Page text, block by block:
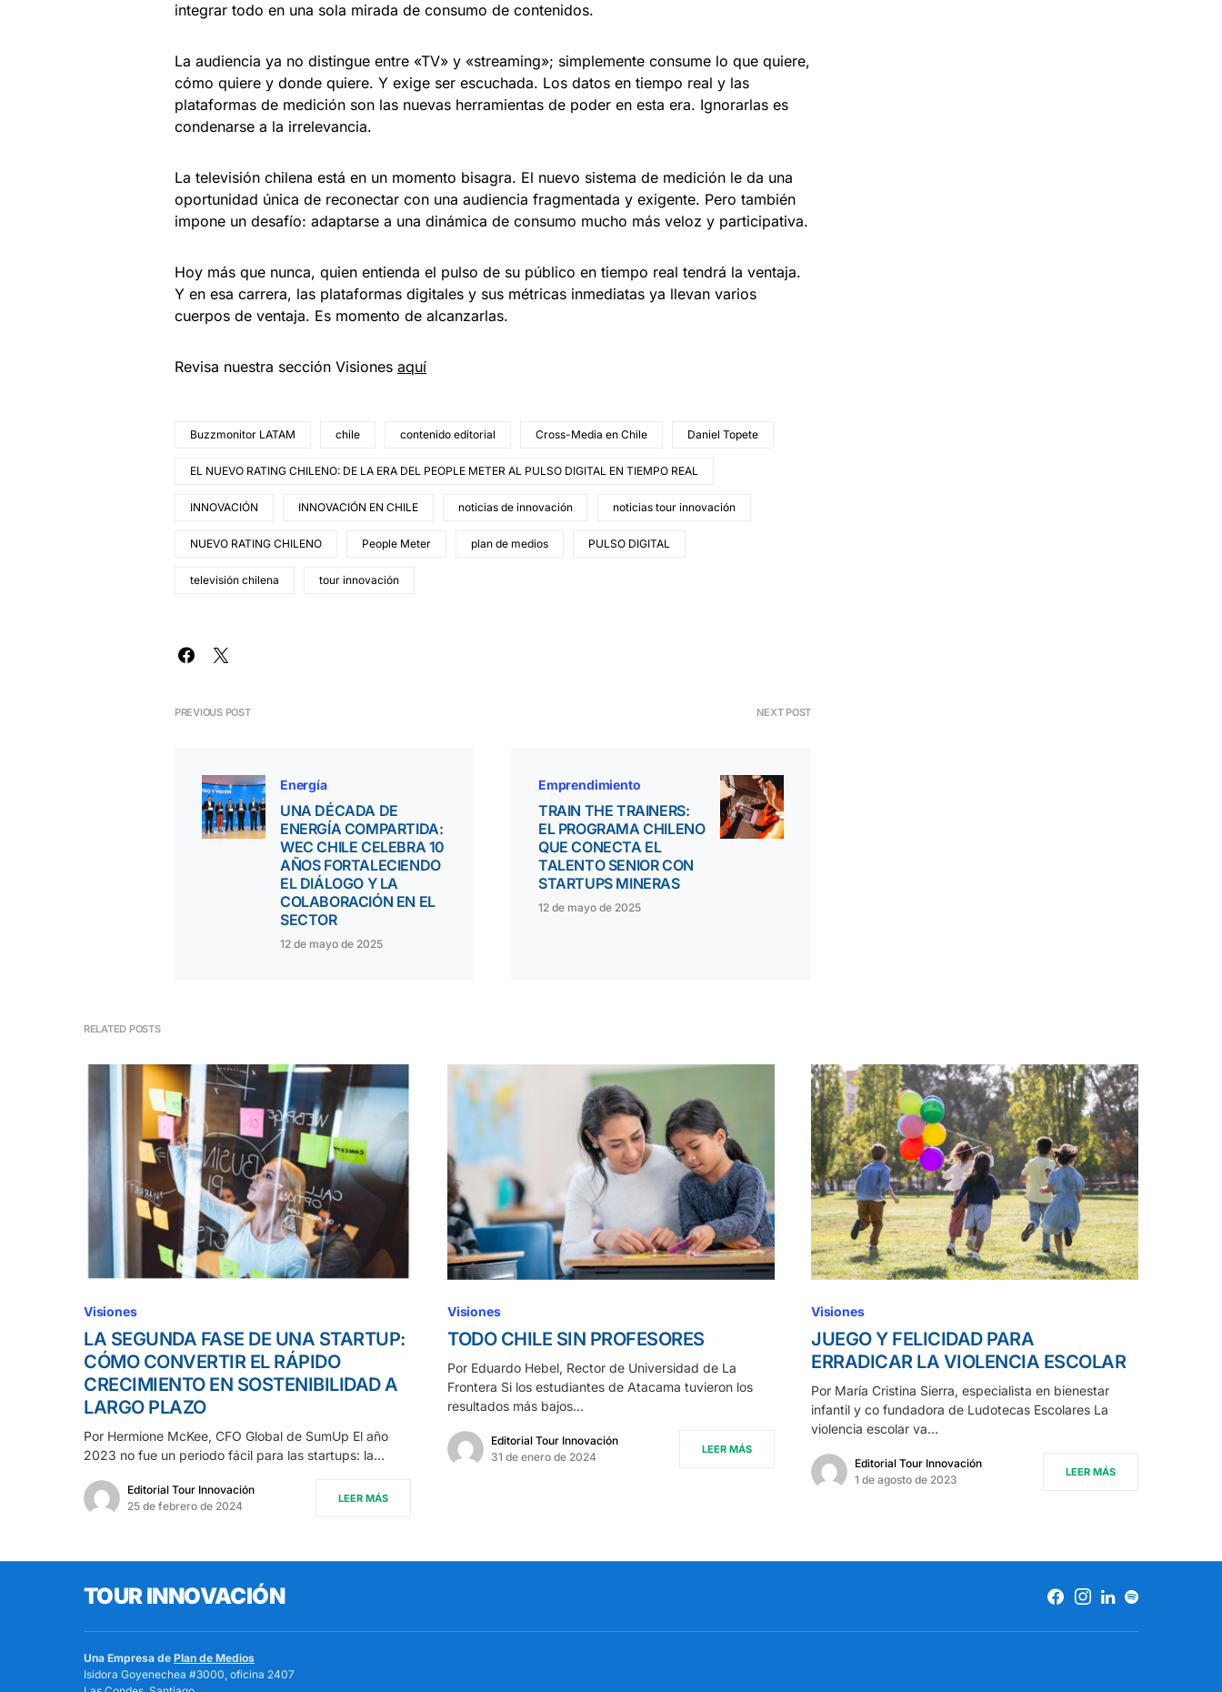
integrar todo en una sola mirada de consumo de contenidos.
La audiencia ya no distingue entre «TV» y «streaming»; simplemente consume lo que quiere,
cómo quiere y donde quiere. Y exige ser escuchada. Los datos en tiempo real y las
plataformas de medición son las nuevas herramientas de poder en esta era. Ignorarlas es
condenarse a la irrelevancia.
La televisión chilena está en un momento bisagra. El nuevo sistema de medición le da una
oportunidad única de reconectar con una audiencia fragmentada y exigente. Pero también
impone un desafío: adaptarse a una dinámica de consumo mucho más veloz y participativa.
Hoy más que nunca, quien entienda el pulso de su público en tiempo real tendrá la ventaja.
Y en esa carrera, las plataformas digitales y sus métricas inmediatas ya llevan varios
cuerpos de ventaja. Es momento de alcanzarlas.
Revisa nuestra sección Visiones aquí
Buzzmonitor LATAM chile contenido editorial Cross-Media en Chile Daniel Topete
EL NUEVO RATING CHILENO: DE LA ERA DEL PEOPLE METER AL PULSO DIGITAL EN TIEMPO REAL
INNOVACIÓN INNOVACIÓN EN CHILE noticias de innovación noticias tour innovación
NUEVO RATING CHILENO People Meter plan de medios PULSO DIGITAL
televisión chilena tour innovación
PREVIOUS POST
Energía
UNA DÉCADA DE
ENERGÍA COMPARTIDA:
WEC CHILE CELEBRA 10
AÑOS FORTALECIENDO
EL DIÁLOGO Y LA
COLABORACIÓN EN EL
SECTOR
12 de mayo de 2025
NEXT POST
Emprendimiento
TRAIN THE TRAINERS:
EL PROGRAMA CHILENO
QUE CONECTA EL
TALENTO SENIOR CON
STARTUPS MINERAS
12 de mayo de 2025
RELATED POSTS
Visiones
LA SEGUNDA FASE DE UNA STARTUP:
CÓMO CONVERTIR EL RÁPIDO
CRECIMIENTO EN SOSTENIBILIDAD A
LARGO PLAZO
Por Hermione McKee, CFO Global de SumUp El año
2023 no fue un periodo fácil para las startups: la…
Editorial Tour Innovación
25 de febrero de 2024
LEER MÁS
Visiones
TODO CHILE SIN PROFESORES
Por Eduardo Hebel, Rector de Universidad de La
Frontera Si los estudiantes de Atacama tuvieron los
resultados más bajos…
Editorial Tour Innovación
31 de enero de 2024
LEER MÁS
Visiones
JUEGO Y FELICIDAD PARA
ERRADICAR LA VIOLENCIA ESCOLAR
Por María Cristina Sierra, especialista en bienestar
infantil y co fundadora de Ludotecas Escolares La
violencia escolar va…
Editorial Tour Innovación
1 de agosto de 2023
LEER MÁS
TOUR INNOVACIÓN
Una Empresa de Plan de Medios
Isidora Goyenechea #3000, oficina 2407